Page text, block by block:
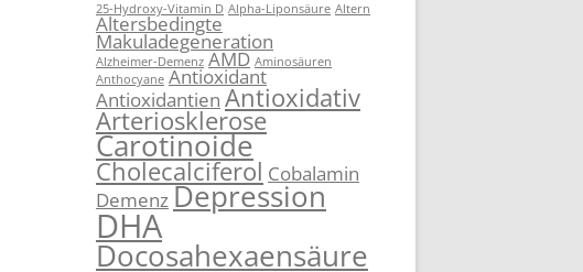
25-Hydroxy-Vitamin D Alpha-Liponsäure Altern
Altersbedingte
Makuladegeneration
Alzheimer-Demenz AMD Aminosäuren
Anthocyane Antioxidant
Antioxidantien Antioxidativ
Arteriosklerose
Carotinoide
Cholecalciferol Cobalamin
DemenzDepression
DHA
Docosahexaensäure